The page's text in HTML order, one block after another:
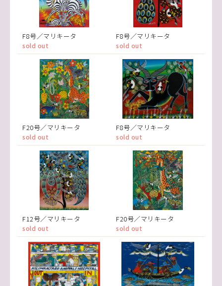
F8号／マリキータ
sold out
F8号／マリキータ
sold out
F20号／マリキータ
sold out
F8号／マリキータ
sold out
F12号／マリキータ
sold out
F20号／マリキータ
sold out